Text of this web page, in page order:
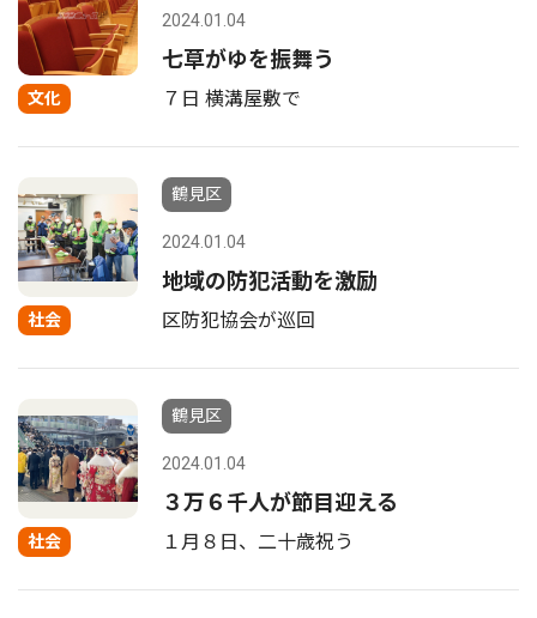
文化
2024.01.04
七草がゆを振舞う
７日 横溝屋敷で
社会
鶴見区
2024.01.04
地域の防犯活動を激励
区防犯協会が巡回
社会
鶴見区
2024.01.04
３万６千人が節目迎える
１月８日、二十歳祝う